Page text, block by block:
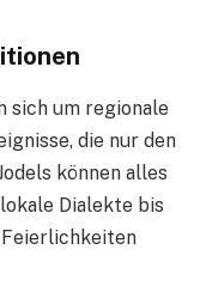
sich um regionale
die nur den
können alles
Dialekte bis